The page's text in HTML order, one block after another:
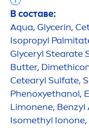
В составе:
Aqua, Glycerin,
Isopropyl
Glyceryl Stearate
Butter,
Cetearyl Sulfate,
Phenoxyethanol,
Limonene, Benzyl
Isomethyl